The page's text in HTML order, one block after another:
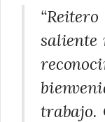
saliente
trabajo.